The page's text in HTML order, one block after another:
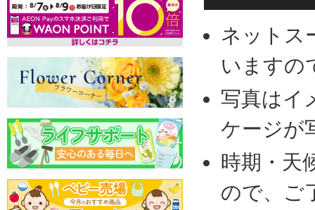
ネットス
いますの
写真はイ
ケージが
時期・天
ので、ご